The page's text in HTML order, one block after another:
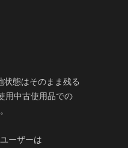
状態はそのまま残る
用中古使用品での
ーザーは